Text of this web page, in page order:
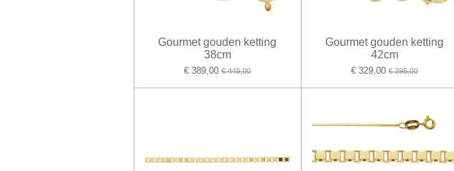
Gourmet gouden ketting
38cm
€ 389,00 € 449,00
Gourmet gouden ketting
42cm
€ 329,00 € 395,00